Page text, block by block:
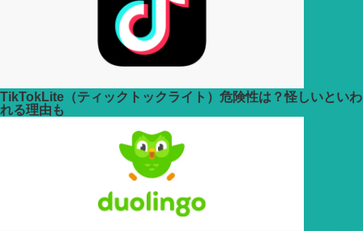
TikTokLite（ティックトックライト）危険性は？怪しいといわ
れる理由も